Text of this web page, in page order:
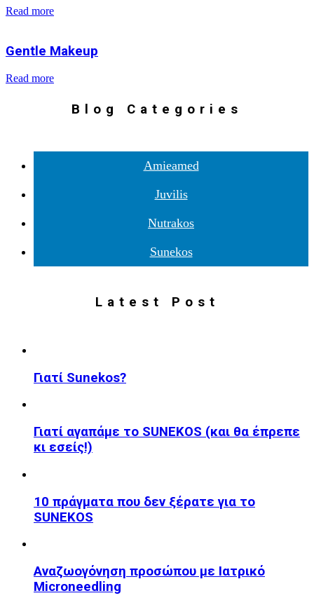
Read more
Gentle Makeup
Read more
Blog Categories
Amieamed
Juvilis
Nutrakos
Sunekos
Latest Post
Γιατί Sunekos?
Γιατί αγαπάμε το SUNEKOS (και θα έπρεπε
κι εσείς!)
10 πράγματα που δεν ξέρατε για το
SUNEKOS
Αναζωογόνηση προσώπου με Ιατρικό
Microneedling